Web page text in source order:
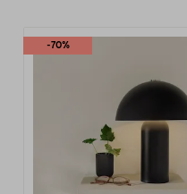
-70%